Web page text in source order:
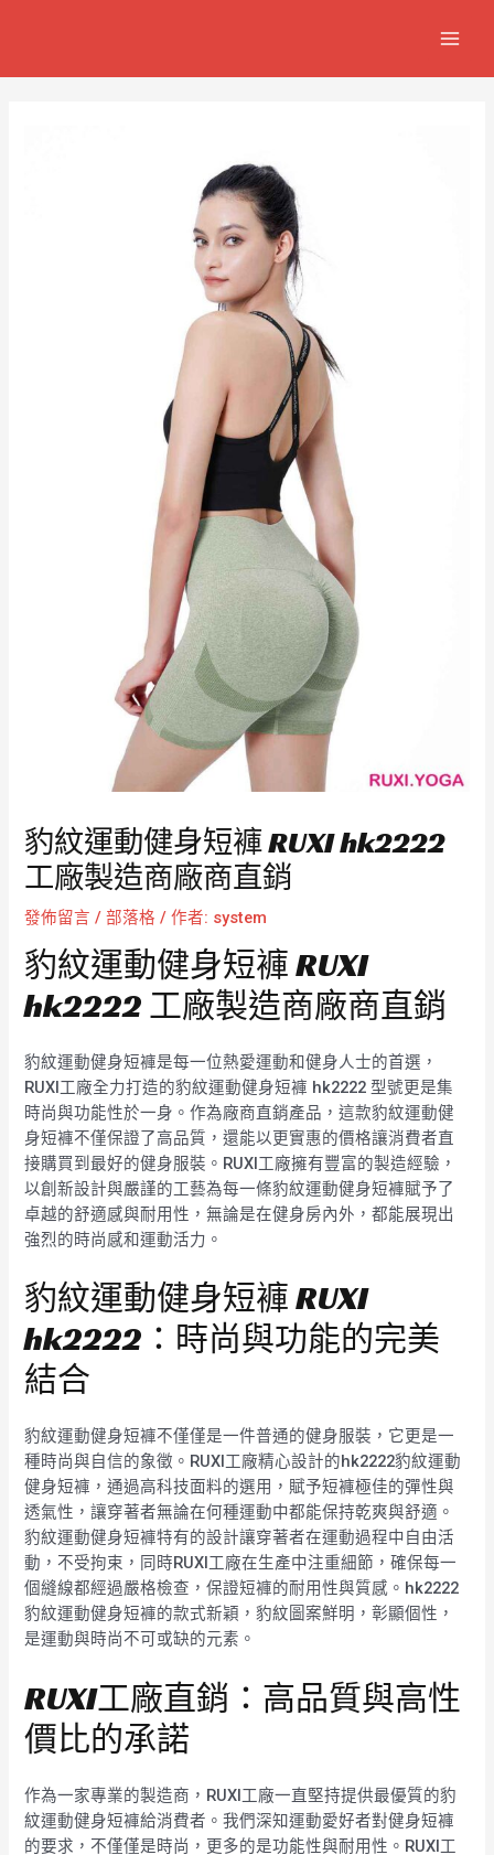
豹紋運動健身短褲 RUXI hk2222
工廠製造商廠商直銷
發佈留言 /部落格 / 作者: system
豹紋運動健身短褲 RUXI
hk2222 工廠製造商廠商直銷
豹紋運動健身短褲是每一位熱愛運動和健身人士的首選，
RUXI工廠全力打造的豹紋運動健身短褲 hk2222 型號更是集
時尚與功能性於一身。作為廠商直銷產品，這款豹紋運動健
身短褲不僅保證了高品質，還能以更實惠的價格讓消費者直
接購買到最好的健身服裝。RUXI工廠擁有豐富的製造經驗，
以創新設計與嚴謹的工藝為每一條豹紋運動健身短褲賦予了
卓越的舒適感與耐用性，無論是在健身房內外，都能展現出
強烈的時尚感和運動活力。
豹紋運動健身短褲 RUXI
hk2222：時尚與功能的完美
結合
豹紋運動健身短褲不僅僅是一件普通的健身服裝，它更是一
種時尚與自信的象徵。RUXI工廠精心設計的hk2222豹紋運動
健身短褲，通過高科技面料的選用，賦予短褲極佳的彈性與
透氣性，讓穿著者無論在何種運動中都能保持乾爽與舒適。
豹紋運動健身短褲特有的設計讓穿著者在運動過程中自由活
動，不受拘束，同時RUXI工廠在生產中注重細節，確保每一
個縫線都經過嚴格檢查，保證短褲的耐用性與質感。hk2222
豹紋運動健身短褲的款式新穎，豹紋圖案鮮明，彰顯個性，
是運動與時尚不可或缺的元素。
RUXI工廠直銷：高品質與高性
價比的承諾
作為一家專業的製造商，RUXI工廠一直堅持提供最優質的豹
紋運動健身短褲給消費者。我們深知運動愛好者對健身短褲
的要求，不僅僅是時尚，更多的是功能性與耐用性。RUXI工